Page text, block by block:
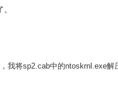
将sp2.cab中的ntoskrnl.exe解